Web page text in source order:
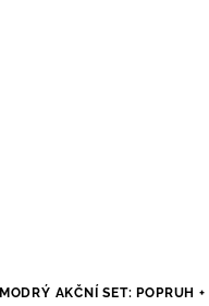
MODRÝ AKČNÍ SET: POPRUH